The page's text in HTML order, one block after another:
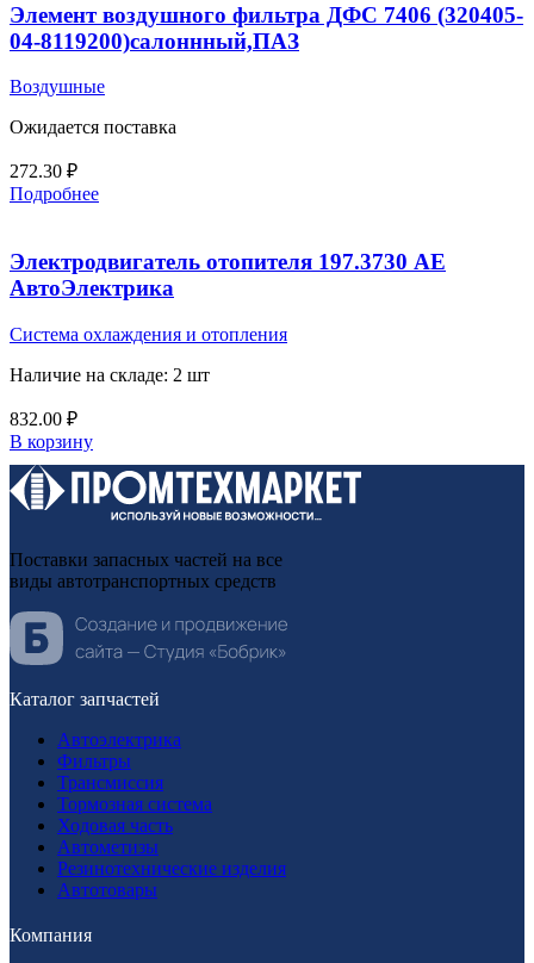
Элемент воздушного фильтра ДФС 7406 (320405-
04-8119200)салоннный,ПАЗ
Воздушные
Ожидается поставка
272.30 ₽
Подробнее
Электродвигатель отопителя 197.3730 АЕ
АвтоЭлектрика
Система охлаждения и отопления
Наличие на складе: 2 шт
832.00 ₽
В корзину
Поставки запасных частей на все
виды автотранспортных средств
Каталог запчастей
Автоэлектрика
Фильтры
Трансмиссия
Тормозная система
Ходовая часть
Автометизы
Резинотехнические изделия
Автотовары
Компания